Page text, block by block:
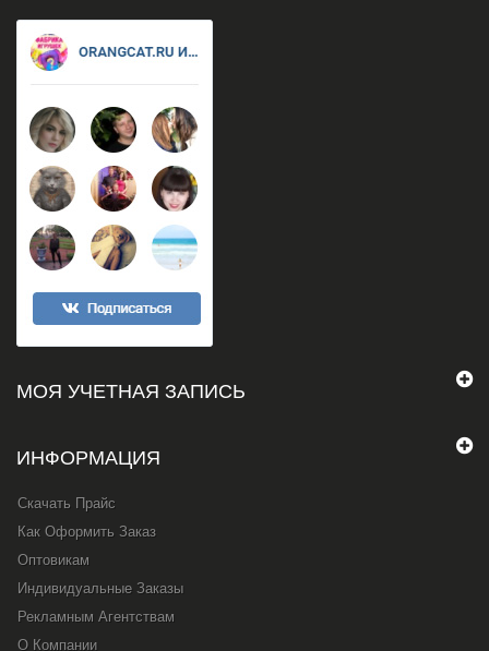
МОЯ УЧЕТНАЯ ЗАПИСЬ
ИНФОРМАЦИЯ
Скачать Прайс
Как Оформить Заказ
Оптовикам
Индивидуальные Заказы
Рекламным Агентствам
О Компании